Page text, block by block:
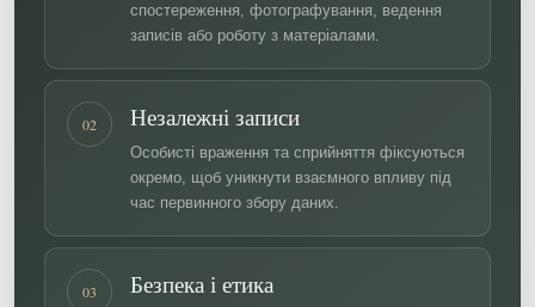
спостереження, фотографування, ведення
записів або роботу з матеріалами.
02 Незалежні записи
Особисті враження та сприйняття фіксуються
окремо, щоб уникнути взаємного впливу під
час первинного збору даних.
03 Безпека і етика